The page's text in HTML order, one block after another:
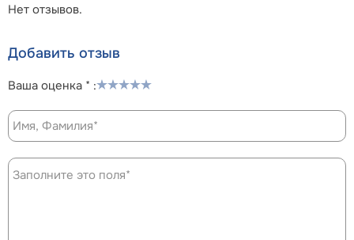
Нет отзывов.
Добавить отзыв
Ваша оценка * :